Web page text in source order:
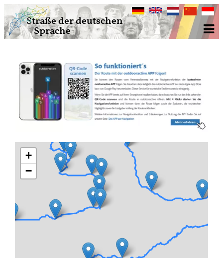
Straße der deutschen
Sprache
DeutschEnglishNederlands
中
Bahasa
+
−